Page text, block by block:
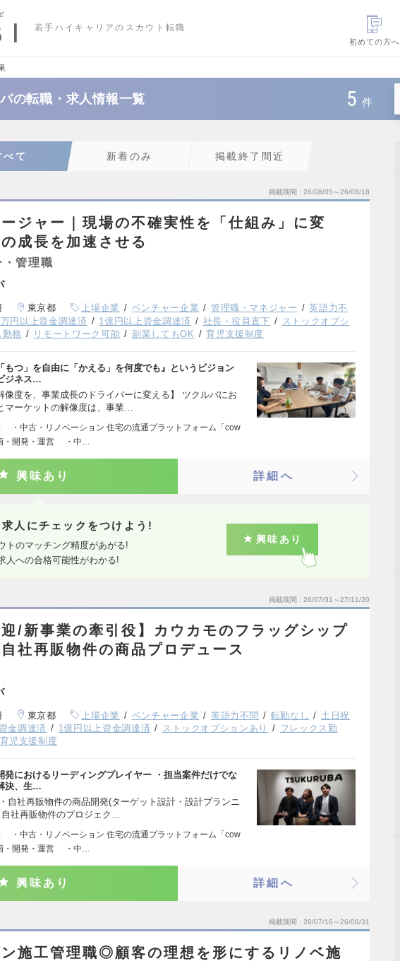
若手ハイキャリアのスカウト転職
初めての方へ
の転職・求人情報一覧 5 件
べて 新着のみ 掲載終了間近
掲載期間 26/08/05～26/08/18
ジャー｜現場の不確実性を「仕組み」に変
成長を加速させる
管理職
東京都 上場企業 ベンチャー企業 管理職・マネジャー
英語力不
円以上資金調達済 1億円以上資金調達済 社長・役員直下
ストックオプシ
務 リモートワーク可能 副業してもOK 育児支援制度
もつ」を自由に「かえる」を何度でも』というビジョン
ジネス…
像度を、事業成長のドライバーに変える】 ツクルバにお
マーケットの解像度は、事業…
・中古・リノベーション 住宅の流通プラットフォーム「cow
・開発・運営 ・中…
興味あり 詳細へ
人にチェックをつけよう!
トのマッチング精度があがる!
人への合格可能性がわかる!
興味あり
掲載期間 26/07/31～27/11/20
迎/新事業の牽引役】カウカモのフラッグシップ
社再販物件の商品プロデュース
東京都 上場企業 ベンチャー企業 英語力不問 転勤なし
土日祝
金調達済 1億円以上資金調達済 ストックオプションあり
フレックス勤
育児支援制度
発におけるリーディングプレイヤー ・担当案件だけでな
決、生…
自社再販物件の商品開発(ターゲット設計・設計プランニ
社再販物件のプロジェク…
・中古・リノベーション 住宅の流通プラットフォーム「cow
・開発・運営 ・中…
興味あり 詳細へ
掲載期間 26/07/16～26/08/31
ン施工管理職◎顧客の理想を形にするリノベ施